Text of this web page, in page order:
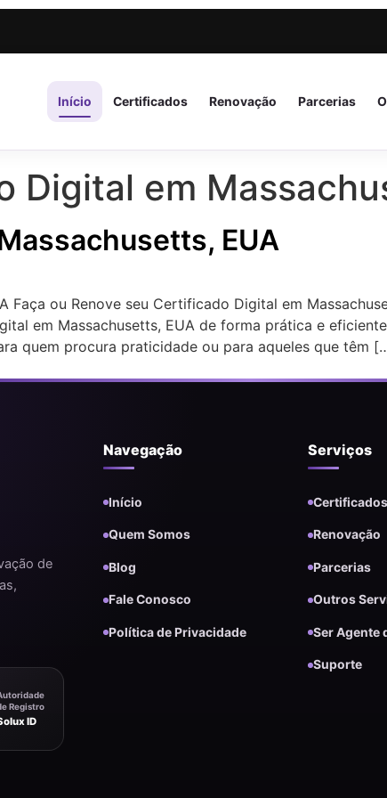
Início Certificados Renovação Parcerias
Digital em
EUA
Faça ou Renove seu Certificado Digital em
em Massachusetts, EUA de forma prática e
quem procura praticidade ou para aqueles que têm
de
Registro
ID
Navegação
Início
Quem Somos
Blog
Fale Conosco
Política de Privacidade
Serviços
Certificados
Renovação
Parcerias
Outros
Ser Agente
Suporte